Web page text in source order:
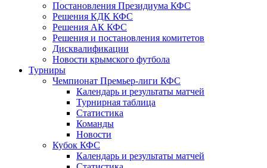
Постановления Президиума КФС
Решения КДК КФС
Решения АК КФС
Решения и постановления комитетов
Дисквалификации
Новости крымского футбола
Турниры
Чемпионат Премьер-лиги КФС
Календарь и результаты матчей
Турнирная таблица
Статистика
Команды
Новости
Кубок КФС
Календарь и результаты матчей